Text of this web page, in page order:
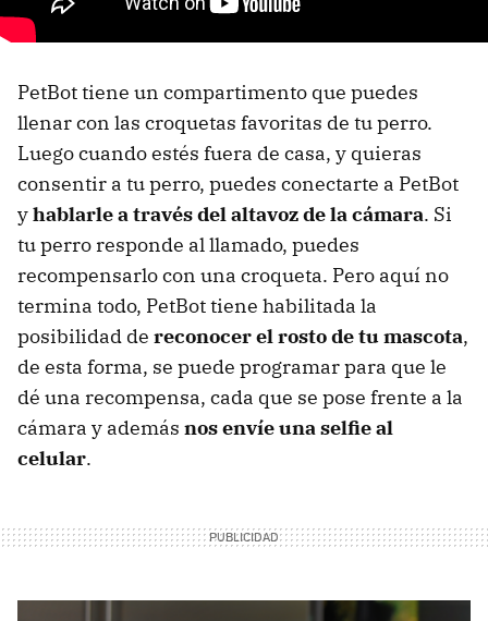
PetBot tiene un compartimento que puedes
llenar con las croquetas favoritas de tu perro.
Luego cuando estés fuera de casa, y quieras
consentir a tu perro, puedes conectarte a PetBot
yhablarle a través del altavoz de la cámara. Si
tu perro responde al llamado, puedes
recompensarlo con una croqueta. Pero aquí no
termina todo, PetBot tiene habilitada la
posibilidad de reconocer el rosto de tu mascota,
de esta forma, se puede programar para que le
dé una recompensa, cada que se pose frente a la
cámara y además nos envíe una selfie al
celular.